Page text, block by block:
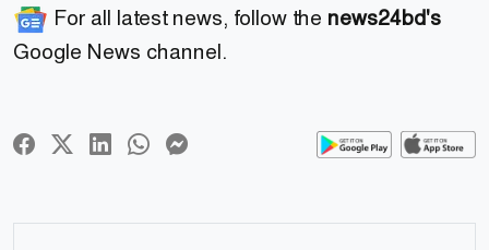
For all latest news, follow the news24bd's
Google News channel.